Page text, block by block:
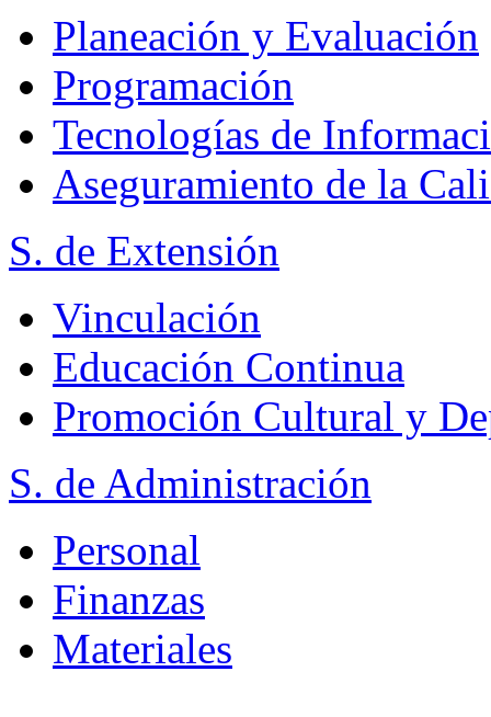
Planeación y Evaluación
Programación
Tecnologías de
Aseguramiento de la
S. de Extensión
Vinculación
Educación Continua
Promoción Cultural y
S. de Administración
Personal
Finanzas
Materiales